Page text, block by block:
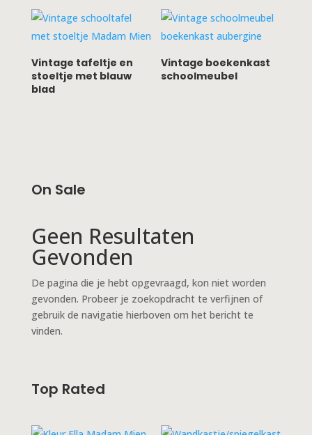
Vintage tafeltje en
stoeltje met blauw
blad
Vintage boekenkast
schoolmeubel
On Sale
Geen Resultaten
Gevonden
De pagina die je hebt opgevraagd, kon niet worden
gevonden. Probeer je zoekopdracht te verfijnen of
gebruik de navigatie hierboven om het bericht te
vinden.
Top Rated